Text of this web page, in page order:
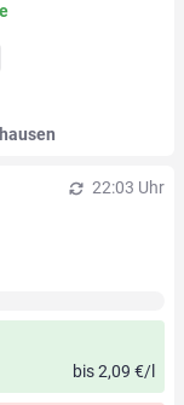
22:03 Uhr
bis 2,09 €/l